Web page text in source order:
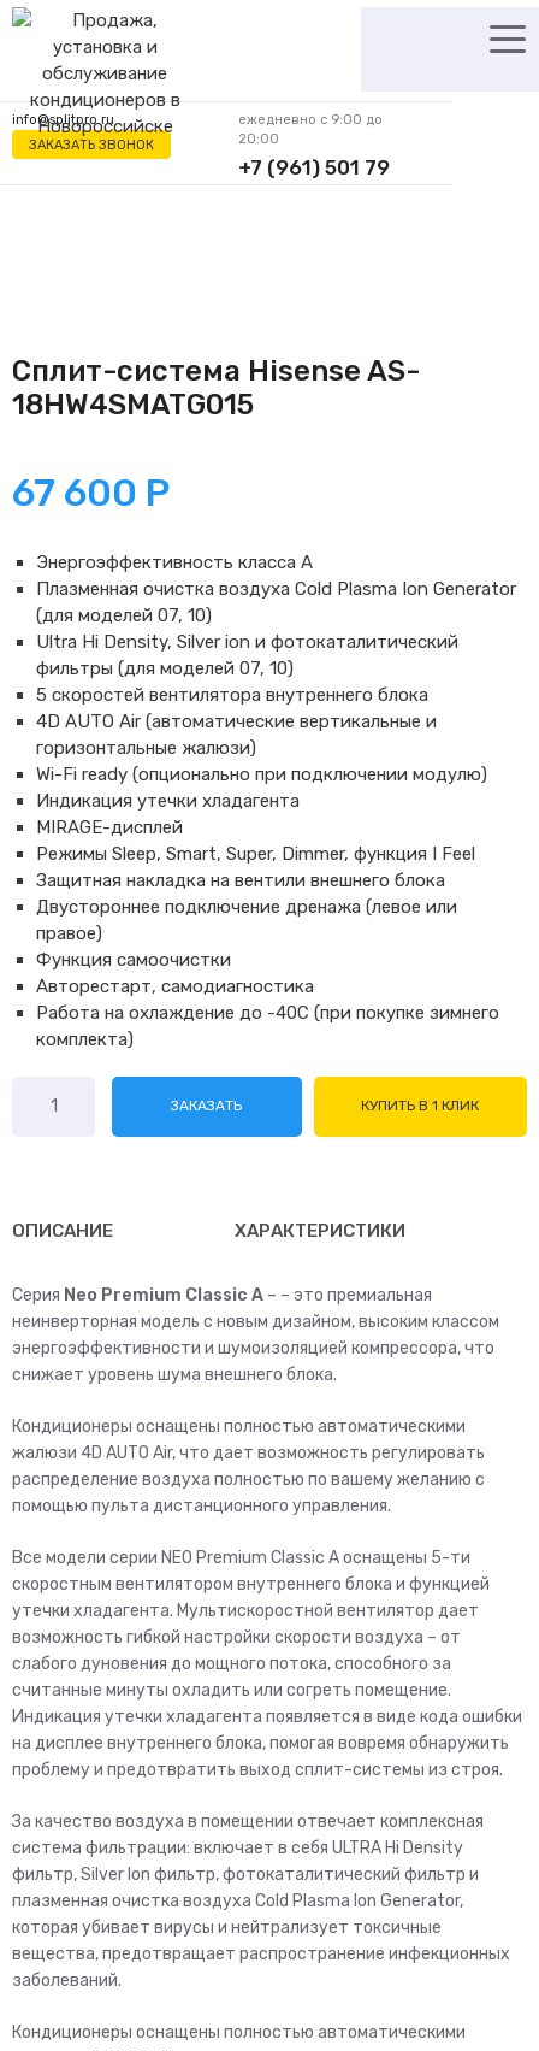
Перейти
содержимому
info@splitpro.ru
ЗАКАЗАТЬ ЗВОНОК
ежедневно с 9:00 до
20:00
+7 (961) 501 79
62
Сплит-система Hisense AS-
18HW4SMATG015
67 600 Р
Энергоэффективность класса А
Плазменная очистка воздуха Cold Plasma Ion Generator
(для моделей 07, 10)
Ultra Hi Density, Silver ion и фотокаталитический
фильтры (для моделей 07, 10)
5 скоростей вентилятора внутреннего блока
4D AUTO Air (автоматические вертикальные и
горизонтальные жалюзи)
Wi-Fi ready (опционально при подключении модулю)
Индикация утечки хладагента
MIRAGE-дисплей
Режимы Sleep, Smart, Super, Dimmer, функция I Feel
Защитная накладка на вентили внешнего блока
Двустороннее подключение дренажа (левое или
правое)
Функция самоочистки
Авторестарт, самодиагностика
Работа на охлаждение до -40С (при покупке зимнего
комплекта)
товара
ЗАКАЗАТЬ КУПИТЬ В 1 КЛИК
ОПИСАНИЕ ХАРАКТЕРИСТИКИ
Серия Neo Premium Classic A – – это премиальная
неинверторная модель с новым дизайном, высоким классом
энергоэффективности и шумоизоляцией компрессора, что
снижает уровень шума внешнего блока.
Кондиционеры оснащены полностью автоматическими
жалюзи 4D AUTO Air, что дает возможность регулировать
распределение воздуха полностью по вашему желанию с
помощью пульта дистанционного управления.
Все модели серии NEO Premium Classic A оснащены 5-ти
скоростным вентилятором внутреннего блока и функцией
утечки хладагента. Мультискоростной вентилятор дает
возможность гибкой настройки скорости воздуха – от
слабого дуновения до мощного потока, способного за
считанные минуты охладить или согреть помещение.
Индикация утечки хладагента появляется в виде кода ошибки
на дисплее внутреннего блока, помогая вовремя обнаружить
проблему и предотвратить выход сплит-системы из строя.
За качество воздуха в помещении отвечает комплексная
система фильтрации: включает в себя ULTRA Hi Density
фильтр, Silver Ion фильтр, фотокаталитический фильтр и
плазменная очистка воздуха Cold Plasma Ion Generator,
которая убивает вирусы и нейтрализует токсичные
вещества, предотвращает распространение инфекционных
заболеваний.
Кондиционеры оснащены полностью автоматическими